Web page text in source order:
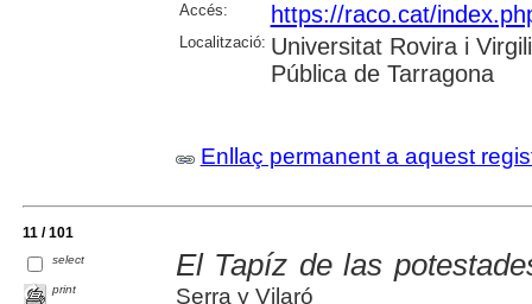
Accés: https://raco.cat/
Localització: Universitat Rovira i
Pública de Tarragona
Enllaç permanent a aquest
11 / 101
select
print
El Tapíz de las
Serra y Vilaró